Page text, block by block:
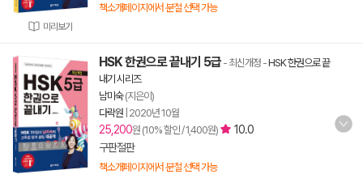
미리보기
책소개페이지에서 분철 선택 가능
HSK 한권으로 끝내기 5급 - 최신개정 -HSK 한권으로 끝
내기 시리즈
남미숙(지은이)
다락원 2020년 10월
25,200원 (10% 할인 / 1,400원)
10.0
구판절판
책소개페이지에서 분철 선택 가능